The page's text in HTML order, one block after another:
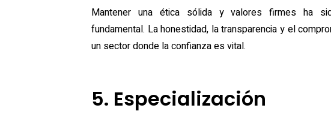
Mantener una ética sólida y valores firmes ha
fundamental. La honestidad, la transparencia y el
un sector donde la confianza es vital.
5. Especialización